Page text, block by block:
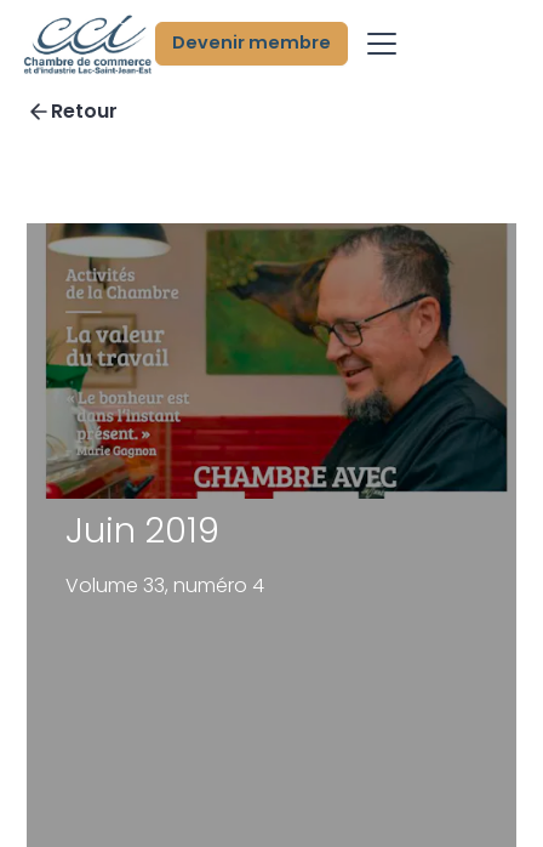
Devenir membre
Retour
Juin 2019
Volume 33, numéro 4